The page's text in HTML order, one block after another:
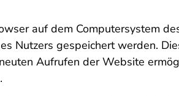
auf dem Computersystem
Nutzers gespeichert werden.
Aufrufen der Website